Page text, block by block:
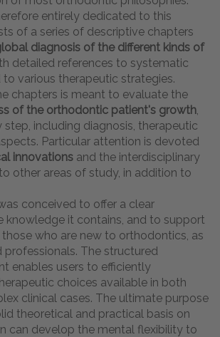
entirely dedicated to this
of a series of descriptive chapters
diagnosis of the different kinds of
detailed references to systematic
to various therapeutic strategies.
chapters is meant to evaluate the
of the orthodontic patient's growth
step, including diagnosis, therapeutic
Particular attention is devoted
innovations and the interdisciplinary
other areas of study, in addition to
conceived to offer a clear
knowledge it contains, and to support
who are new to orthodontics, as
professionals. The structured
enables users to efficiently
choices available in both
clinical cases. The ultimate purpose
theoretical and practical basis on
can develop the mental flexibility to